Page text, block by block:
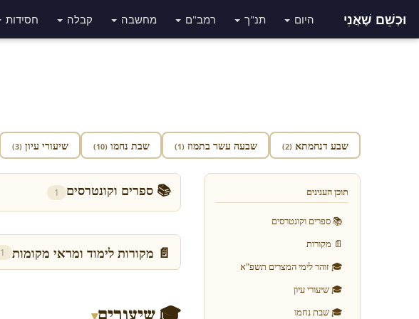
וּכְשֵׁם שֶׁאֲנִי היום תנ"ך רמב"ם מחשבה קבלה חסידות
שבע דנחמתא(2) שבעה עשר בתמוז(1) שבת נחמו(10) שיעורי עיון(3)
📚 ספרים וקונטרסים 1
📄 מקורות לימוד ומראי מקומות 1
תוכן הענינים
📚 ספרים וקונטרסים
📄 מקורות
🎓 זוהר לימי המצרים תשפ"א
🎓 שיעורי עיון
🎓 שבת נחמו